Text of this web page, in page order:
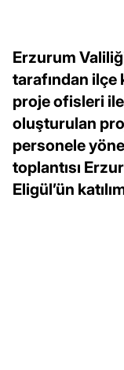
Erzurum
tarafından ilçe
proje ofisleri
oluşturulan
personele
toplantısı
Eligül’ün